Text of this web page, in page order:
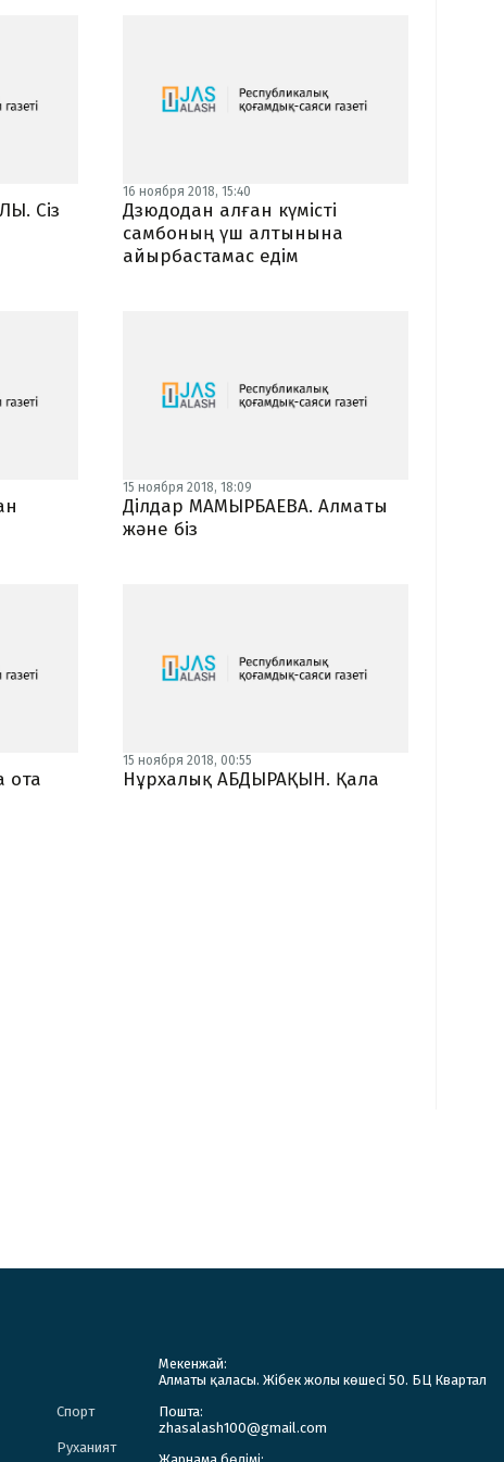
Сіз
16 ноября 2018, 15:40
Дзюдодан алған күмісті
самбоның үш алтынына
айырбастамас едім
15 ноября 2018, 18:09
Ділдар МАМЫРБАЕВА. Алматы
және біз
ота
15 ноября 2018, 00:55
Нұрхалық АБДЫРАҚЫН. Қала
Спорт
Руханият
Мекенжай:
Алматы қаласы. Жібек жолы көшесі 50. БЦ Квартал
Пошта:
zhasalash100@gmail.com